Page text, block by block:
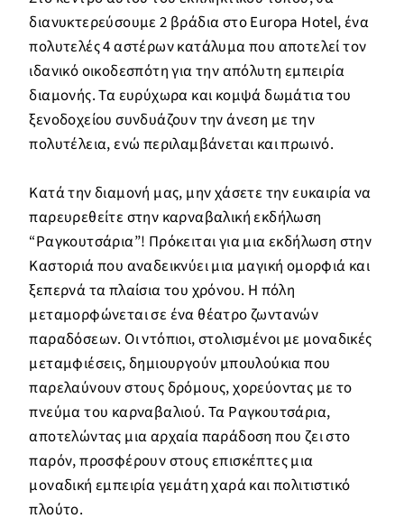
διανυκτερεύσουμε 2 βράδια στο Europa Hotel, ένα
πολυτελές 4 αστέρων κατάλυμα που αποτελεί τον
ιδανικό οικοδεσπότη για την απόλυτη εμπειρία
διαμονής. Τα ευρύχωρα και κομψά δωμάτια του
ξενοδοχείου συνδυάζουν την άνεση με την
πολυτέλεια, ενώ περιλαμβάνεται και πρωινό.
Κατά την διαμονή μας, μην χάσετε την ευκαιρία να
παρευρεθείτε στην καρναβαλική εκδήλωση
“Ραγκουτσάρια”! Πρόκειται για μια εκδήλωση στην
Καστοριά που αναδεικνύει μια μαγική ομορφιά και
ξεπερνά τα πλαίσια του χρόνου. Η πόλη
μεταμορφώνεται σε ένα θέατρο ζωντανών
παραδόσεων. Οι ντόπιοι, στολισμένοι με μοναδικές
μεταμφιέσεις, δημιουργούν μπουλούκια που
παρελαύνουν στους δρόμους, χορεύοντας με το
πνεύμα του καρναβαλιού. Τα Ραγκουτσάρια,
αποτελώντας μια αρχαία παράδοση που ζει στο
παρόν, προσφέρουν στους επισκέπτες μια
μοναδική εμπειρία γεμάτη χαρά και πολιτιστικό
πλούτο.